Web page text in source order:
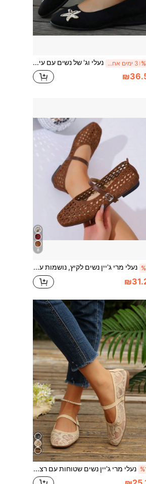
3 ימים אחרונים נעלי וג' של נשים עם עיטור כוכב ים מאבני ריינסטון, צבע אחיד, גב עליון רדוד, עיצוב אלגנטי, סגנון סתיו, שחור, חומר זמש מלאכותי, נעלי נסיעות
8
נעלי מרי ג'יין נשים לקיץ, נושמות עם חורים ורקמת פרחים בדוגמת רשת, קצה ריבועי, רצועה בודדת עם אבזים, שטוחות, סגנון וינטג' פסטורלי, לשימוש יומיומי ויציאה, אביב/קיץ, צבע חום קרמלי, בד, גב נמוך, סוליה רכה, נעלי בלט
נעלי מרי ג'יין נשים שטוחות עם רצועה בודדת, חלולות, נושמות, תחרה שחורה עם דוגמת פרחים, קצה ריבועי, סגנון וינטג' צרפתי, ליומיום ולנסיעות בכל העונות, סוליה רכה